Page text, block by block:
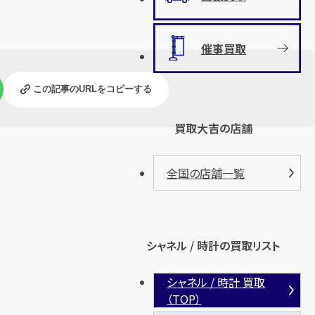
この記事のURLをコピーする
催事買取
買取大吉の店舗
全国の店舗一覧
シャネル / 時計の買取リスト
シャネル / 時計 買取
（TOP）